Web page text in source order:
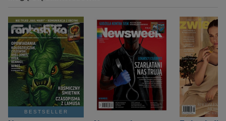
BESTSELLER